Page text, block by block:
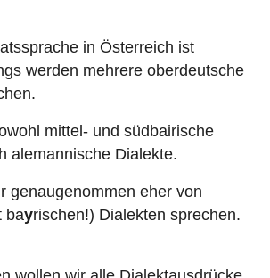
in Österreich ist
werden mehrere oberdeutsche
mittel- und südbairische
alemannische Dialekte.
genaugenommen eher von
bayrischen!) Dialekten sprechen.